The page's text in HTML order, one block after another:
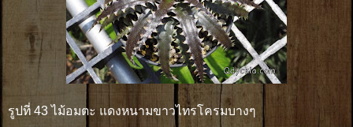
รูปที่ 43 ไม้อมตะ แดงหนามขาวไทรโครมบางๆ